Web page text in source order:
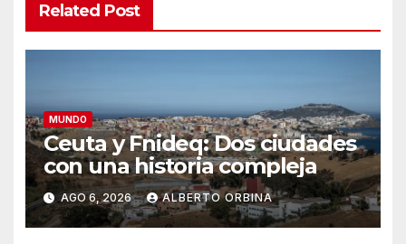
Related Post
MUNDO
Ceuta y Fnideq: Dos ciudades
con una historia compleja
AGO 6, 2026 ALBERTO ORBINA